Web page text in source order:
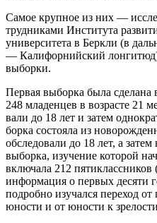
Самое крупное из них —
трудниками Института
университета в Беркли (в
— Калифорнийский
выборки.
Первая выборка была сделана
248 младенцев в возрасте 21
вали до 18 лет и затем
борка состояла из
обследо­вали до 18 лет, а
выборка, изучение которой
включала 212 пяти­классников
информация о первых де­сяти
подробно изучался пере­ход от
юности и от юности к